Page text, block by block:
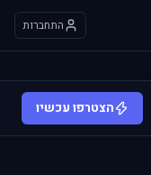
התחברות
הצטרפו עכשיו